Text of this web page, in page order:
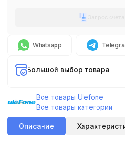
Whatsapp
Большой выбор товара
Все товары Ulefone
Все товары категории
Описание